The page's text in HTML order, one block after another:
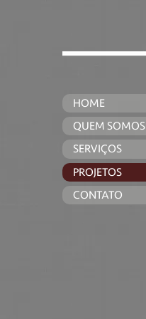
HOME
QUEM SOMOS
SERVIÇOS
PROJETOS
CONTATO